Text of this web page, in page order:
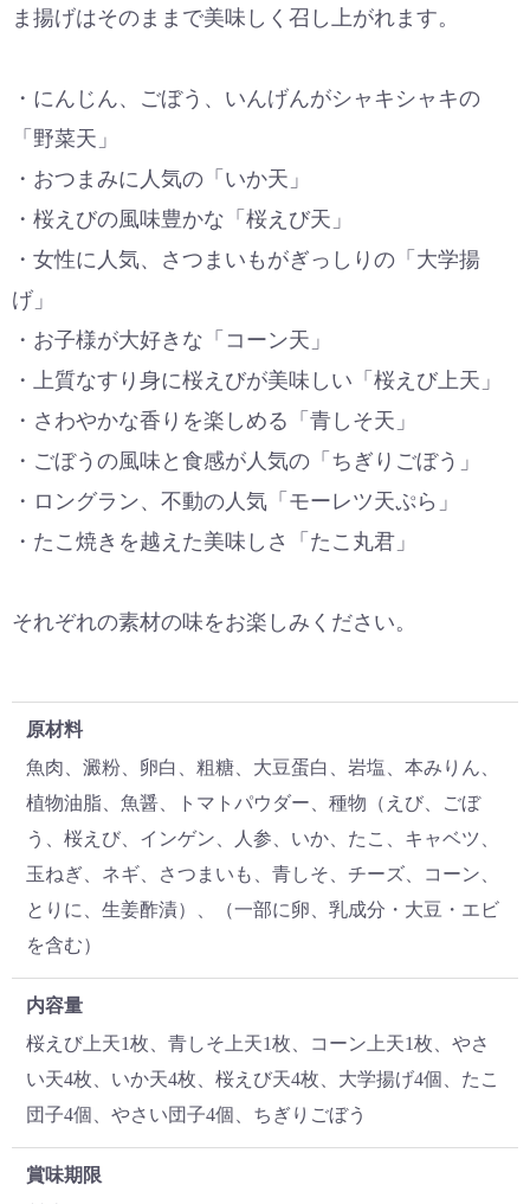
ま揚げはそのままで美味しく召し上がれます。
・にんじん、ごぼう、いんげんがシャキシャキの
「野菜天」
・おつまみに人気の「いか天」
・桜えびの風味豊かな「桜えび天」
・女性に人気、さつまいもがぎっしりの「大学揚
げ」
・お子様が大好きな「コーン天」
・上質なすり身に桜えびが美味しい「桜えび上天」
・さわやかな香りを楽しめる「青しそ天」
・ごぼうの風味と食感が人気の「ちぎりごぼう」
・ロングラン、不動の人気「モーレツ天ぷら」
・たこ焼きを越えた美味しさ「たこ丸君」
それぞれの素材の味をお楽しみください。
原材料
魚肉、澱粉、卵白、粗糖、大豆蛋白、岩塩、本みりん、
植物油脂、魚醤、トマトパウダー、種物（えび、ごぼ
う、桜えび、インゲン、人参、いか、たこ、キャベツ、
玉ねぎ、ネギ、さつまいも、青しそ、チーズ、コーン、
とりに、生姜酢漬）、（一部に卵、乳成分・大豆・エビ
を含む）
内容量
桜えび上天1枚、青しそ上天1枚、コーン上天1枚、やさ
い天4枚、いか天4枚、桜えび天4枚、大学揚げ4個、たこ
団子4個、やさい団子4個、ちぎりごぼう
賞味期限